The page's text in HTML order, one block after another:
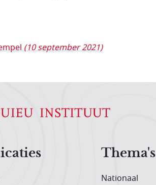
(10 september 2021)
Thema's
Nationaal